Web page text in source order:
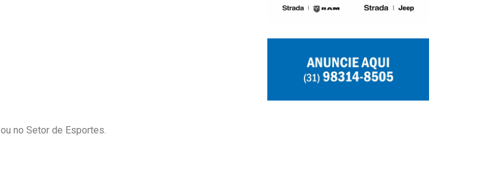
ou no Setor de Esportes.